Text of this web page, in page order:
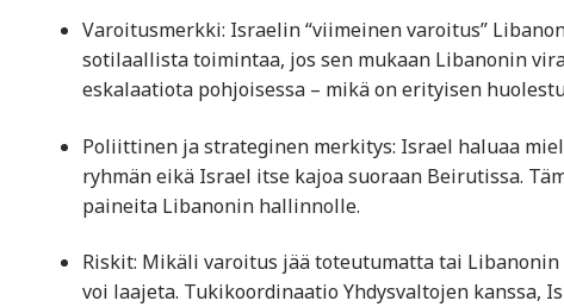
Varoitusmerkki: Israelin “viimeinen varoitus”
sotilaallista toimintaa, jos sen mukaan Libanonin
eskalaatiota pohjoisessa – mikä on erityisen
Poliittinen ja strateginen merkitys: Israel haluaa
ryhmän eikä Israel itse kajoa suoraan Beirutissa.
paineita Libanonin hallinnolle.
Riskit: Mikäli varoitus jää toteutumatta tai
voi laajeta. Tukikoordinaatio Yhdysvaltojen kanssa,